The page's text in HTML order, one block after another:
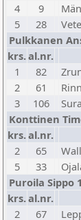
4
9
5
28
Pulkkanen
krs.al.nr.
1
82
2
61
3
106
Konttinen
krs.al.nr.
2
65
5
33
Puroila Sippo
krs.al.nr.
2
67